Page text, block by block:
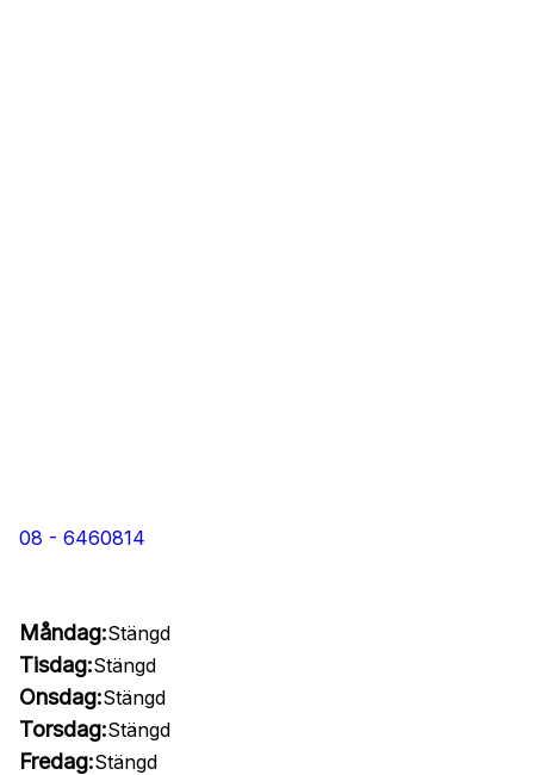
08 - 6460814
Måndag:Stängd
Tisdag:Stängd
Onsdag:Stängd
Torsdag:Stängd
Fredag:Stängd